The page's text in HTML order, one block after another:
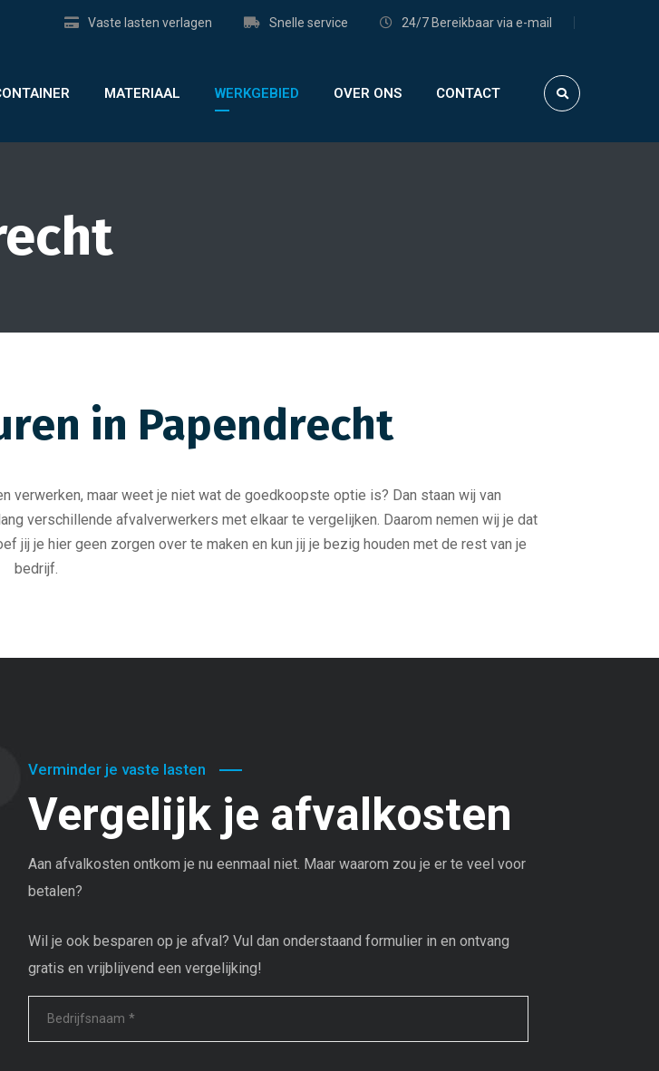
Vaste lasten verlagen Snelle service 24/7 Bereikbaar via e-mail
MATERIAAL WERKGEBIED OVER ONS CONTACT
in Papendrecht
verwerken, maar weet je niet wat de goedkoopste optie is? Dan staan wij van
verschillende afvalverwerkers met elkaar te vergelijken. Daarom nemen wij je dat
jij je hier geen zorgen over te maken en kun jij je bezig houden met de rest van je
bedrijf.
Verminder je vaste lasten
Vergelijk je afvalkosten
Aan afvalkosten ontkom je nu eenmaal niet. Maar waarom zou je er te veel voor
betalen?
Wil je ook besparen op je afval? Vul dan onderstaand formulier in en ontvang
gratis en vrijblijvend een vergelijking!